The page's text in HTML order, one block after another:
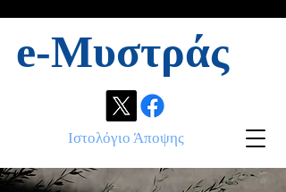
e-Μυστράς
Ιστολόγιο Άποψης